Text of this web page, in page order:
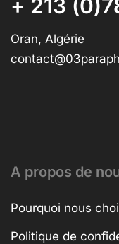
+ 213
Oran, Algérie
A propos de
Pourquoi nous
Politique de